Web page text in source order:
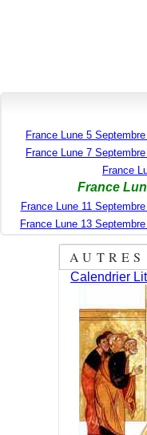
France Lune 5
France Lune 7
France
France
France Lune 11
France Lune 13
Calendrier